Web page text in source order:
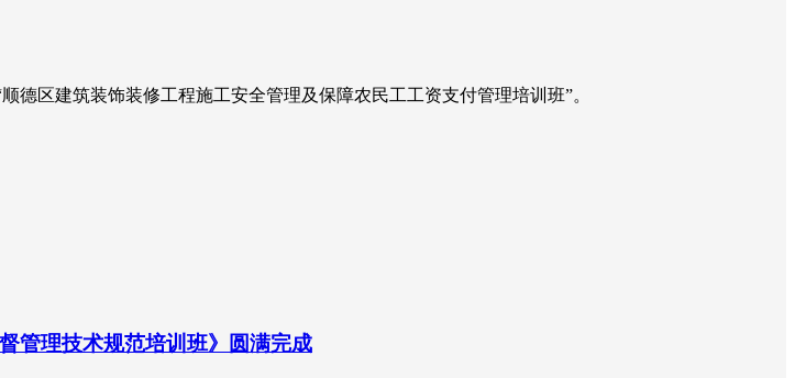
德区建筑装饰装修工程施工安全管理及保障农民工工资支付管理培训班”。
管理技术规范培训班》圆满完成